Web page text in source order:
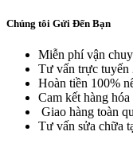
Chúng tôi Gửi Đến Bạn
Miễn phí vận
Tư vấn trực tuyến
Hoàn tiền 100%
Cam kết hàng
Giao hàng toàn
Tư vấn sửa chữa